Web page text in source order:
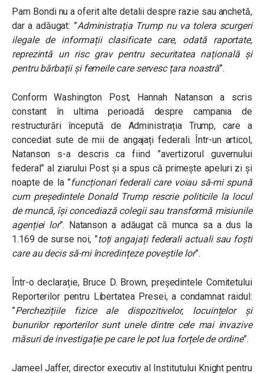
Pam Bondi nu a oferit alte detalii despre razie sau anchetă,
dar a adăugat: ”Administrația Trump nu va tolera scurgeri
ilegale de informații clasificate care, odată raportate,
reprezintă un risc grav pentru securitatea națională și
pentru bărbații și femeile care servesc țara noastră”.
Conform Washington Post, Hannah Natanson a scris
constant în ultima perioadă despre campania de
restructurări începută de Administrația Trump, care a
concediat sute de mii de angajați federali. Într-un articol,
Natanson s-a descris ca fiind ”avertizorul guvernului
federal” al ziarului Post și a spus că primește apeluri zi și
noapte de la ”funcționari federali care voiau să-mi spună
cum președintele Donald Trump rescrie politicile la locul
de muncă, își concediază colegii sau transformă misiunile
agenției lor”. Natanson a adăugat că munca sa a dus la
1.169 de surse noi, ”toți angajați federali actuali sau foști
care au decis să-mi încredințeze poveștile lor”.
Într-o declarație, Bruce D. Brown, președintele Comitetului
Reporterilor pentru Libertatea Presei, a condamnat raidul:
”Perchezițiile fizice ale dispozitivelor, locuințelor și
bunurilor reporterilor sunt unele dintre cele mai invazive
măsuri de investigație pe care le pot lua forțele de ordine”.
Jameel Jaffer, director executiv al Institutului Knight pentru